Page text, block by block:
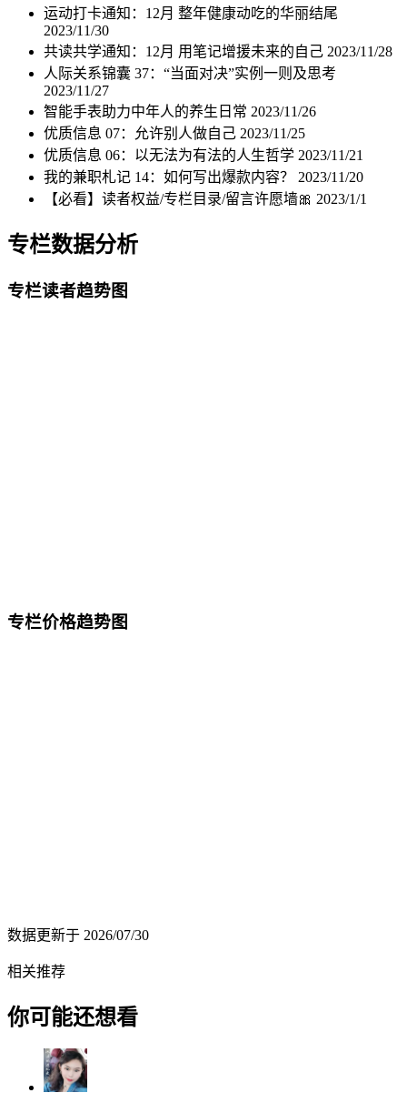
运动打卡通知：12月 整年健康动吃的华丽结尾
2023/11/30
共读共学通知：12月 用笔记增援未来的自己 2023/11/28
人际关系锦囊 37：“当面对决”实例一则及思考
2023/11/27
智能手表助力中年人的养生日常 2023/11/26
优质信息 07：允许别人做自己 2023/11/25
优质信息 06：以无法为有法的人生哲学 2023/11/21
我的兼职札记 14：如何写出爆款内容？ 2023/11/20
【必看】读者权益/专栏目录/留言许愿墙🎀 2023/1/1
专栏数据分析
专栏读者趋势图
专栏价格趋势图
数据更新于 2026/07/30
相关推荐
你可能还想看